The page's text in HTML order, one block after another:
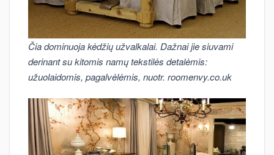
Čia dominuoja kėdžių užvalkalai. Dažnai jie siuvami
derinant su kitomis namų tekstilės detalėmis:
užuolaidomis, pagalvėlėmis, nuotr. roomenvy.co.uk